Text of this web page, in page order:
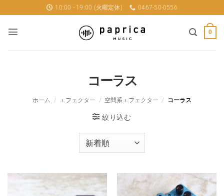
to
content
10:00 - 19:00 (火曜定休) 0467-50-0556
0
コーラス
ホーム / エフェクター / 空間系エフェクター / コーラス
絞り込む